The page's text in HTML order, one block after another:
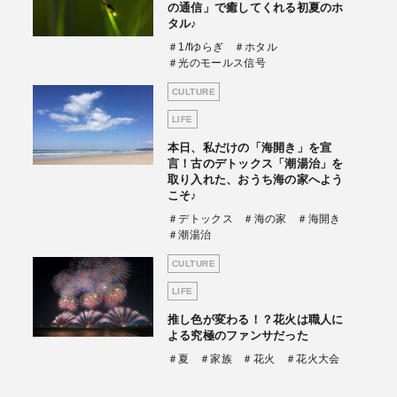
の通信」で癒してくれる初夏のホ
タル♪
＃1/fゆらぎ
＃ホタル
＃光のモールス信号
CULTURE
LIFE
本日、私だけの「海開き」を宣
言！古のデトックス「潮湯治」を
取り入れた、おうち海の家へよう
こそ♪
＃デトックス ＃海の家
＃海開き
＃潮湯治
CULTURE
LIFE
推し色が変わる！？花火は職人に
よる究極のファンサだった
＃夏 ＃家族 ＃花火 ＃花火大会